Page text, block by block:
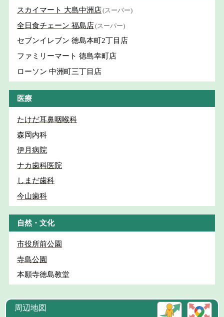
スカイマート 大島中洲店(スーパー)
全日食チェーン 福島店(スーパー)
セブンイレブン 徳島本町2丁目店
ファミリーマート 徳島幸町店
ローソン 中洲町三丁目店
医療
たけだ耳鼻咽喉科
森岡内科
伊月病院
ナカ歯科医院
しまだ歯科
今山歯科
自然・文化
市役所前公園
寺島公園
本願寺徳島教堂
周辺地図